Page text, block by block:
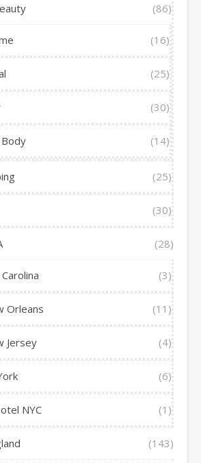
(86)
(16)
(25)
(30)
Body (14)
(25)
(30)
(28)
(3)
Orleans (11)
Jersey (4)
(6)
NYC (1)
(143)